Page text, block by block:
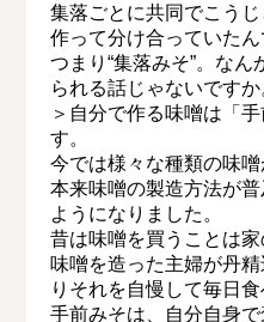
集落ごとに共同でこう
作って分け合っていたん
つまり“集落みそ”。な
られる話じゃないですか
＞自分で作る味噌は「
す。
今では様々な種類の味噌
本来味噌の製造方法が
ようになりました。
昔は味噌を買うことは家
味噌を造った主婦が丹
りそれを自慢して毎日食
手前みそは、自分自身